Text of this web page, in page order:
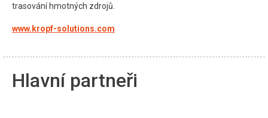
trasování hmotných zdrojů.
www.kropf-solutions.com
Hlavní partneři